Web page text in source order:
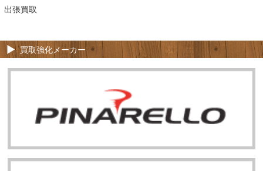
出張買取
買取強化メーカー